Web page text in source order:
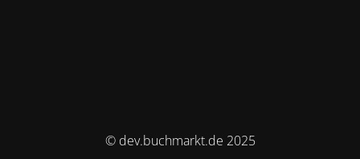
© dev.buchmarkt.de 2025